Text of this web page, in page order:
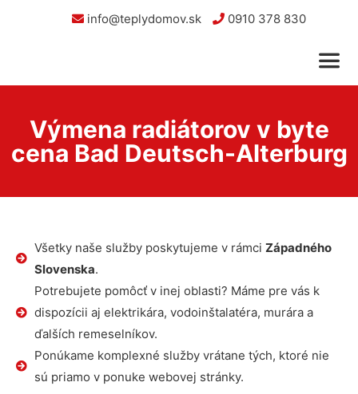
info@teplydomov.sk 0910 378 830
Výmena radiátorov v byte
cena Bad Deutsch-Alterburg
Všetky naše služby poskytujeme v rámci Západného
Slovenska.
Potrebujete pomôcť v inej oblasti? Máme pre vás k
dispozícii aj elektrikára, vodoinštalatéra, murára a
ďalších remeselníkov.
Ponúkame komplexné služby vrátane tých, ktoré nie
sú priamo v ponuke webovej stránky.